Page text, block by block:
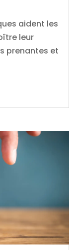
aident les
leur
prenantes et